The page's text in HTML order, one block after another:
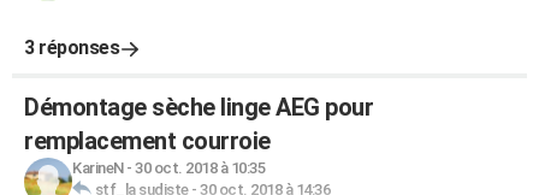
3 réponses
Démontage sèche linge AEG pour
remplacement courroie
KarineN- 30 oct. 2018 à 10:35
stf_la sudiste- 30 oct. 2018 à 14:36